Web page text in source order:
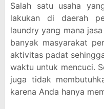
Salah satu usaha
lakukan di daerah
laundry yang mana
banyak masyarakat
aktivitas padat
waktu untuk mencuci.
juga tidak
karena Anda hanya